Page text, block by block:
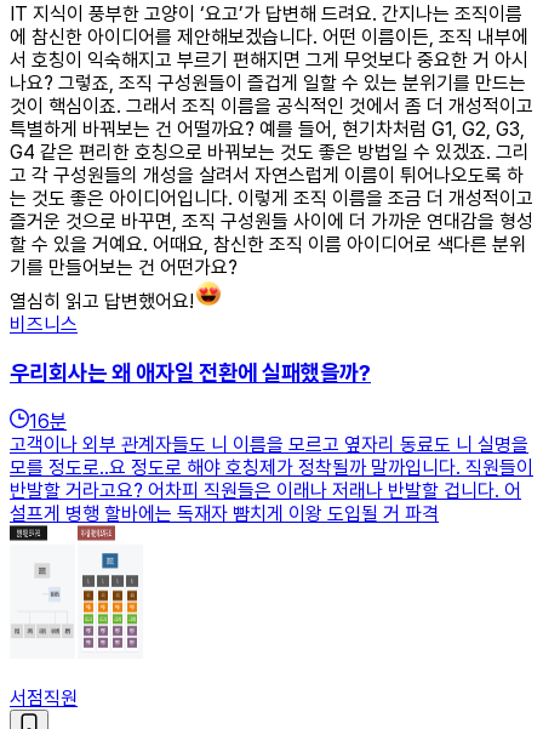
IT 지식이 풍부한 고양이 ‘요고’가 답변해 드려요. 간지나는 조직이름
에 참신한 아이디어를 제안해보겠습니다. 어떤 이름이든, 조직 내부에
서 호칭이 익숙해지고 부르기 편해지면 그게 무엇보다 중요한 거 아시
나요? 그렇죠, 조직 구성원들이 즐겁게 일할 수 있는 분위기를 만드는
것이 핵심이죠. 그래서 조직 이름을 공식적인 것에서 좀 더 개성적이고
특별하게 바꿔보는 건 어떨까요? 예를 들어, 현기차처럼 G1, G2, G3,
G4 같은 편리한 호칭으로 바꿔보는 것도 좋은 방법일 수 있겠죠. 그리
고 각 구성원들의 개성을 살려서 자연스럽게 이름이 튀어나오도록 하
는 것도 좋은 아이디어입니다. 이렇게 조직 이름을 조금 더 개성적이고
즐거운 것으로 바꾸면, 조직 구성원들 사이에 더 가까운 연대감을 형성
할 수 있을 거예요. 어때요, 참신한 조직 이름 아이디어로 색다른 분위
기를 만들어보는 건 어떤가요?
열심히 읽고 답변했어요!
비즈니스
우리회사는 왜 애자일 전환에 실패했을까?
16분
고객이나 외부 관계자들도 니 이름을 모르고 옆자리 동료도 니 실명을
모를 정도로..요 정도로 해야 호칭제가 정착될까 말까입니다. 직원들이
반발할 거라고요? 어차피 직원들은 이래나 저래나 반발할 겁니다. 어
설프게 병행 할바에는 독재자 뺨치게 이왕 도입될 거 파격
서점직원